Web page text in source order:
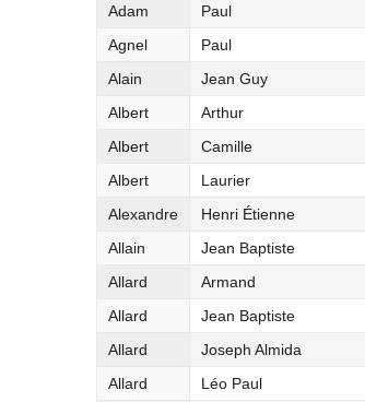
Adam
Paul
Agnel
Paul
Alain
Jean Guy
Albert
Arthur
Albert
Camille
Albert
Laurier
Alexandre
Henri Étienne
Allain
Jean Baptiste
Allard
Armand
Allard
Jean Baptiste
Allard
Joseph Almida
Allard
Léo Paul